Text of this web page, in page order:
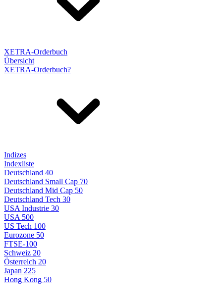
XETRA-Orderbuch
Übersicht
XETRA-Orderbuch?
Indizes
Indexliste
Deutschland 40
Deutschland Small Cap 70
Deutschland Mid Cap 50
Deutschland Tech 30
USA Industrie 30
USA 500
US Tech 100
Eurozone 50
FTSE-100
Schweiz 20
Österreich 20
Japan 225
Hong Kong 50